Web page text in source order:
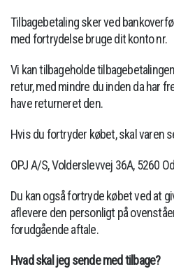
Tilbagebetaling sker ved
med fortrydelse bruge dit konto nr.
Vi kan tilbageholde
retur, med mindre du inden da har
have returneret den.
Hvis du fortryder købet, skal varen
OPJ A/S, Volderslevvej 36A, 5260
Du kan også fortryde købet ved at
aflevere den personligt på
forudgående aftale.
Hvad skal jeg sende med tilbage?